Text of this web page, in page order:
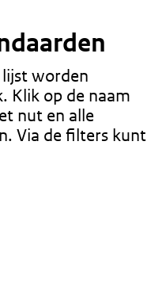
lijst worden
Klik op de naam
nut en alle
Via de filters kunt